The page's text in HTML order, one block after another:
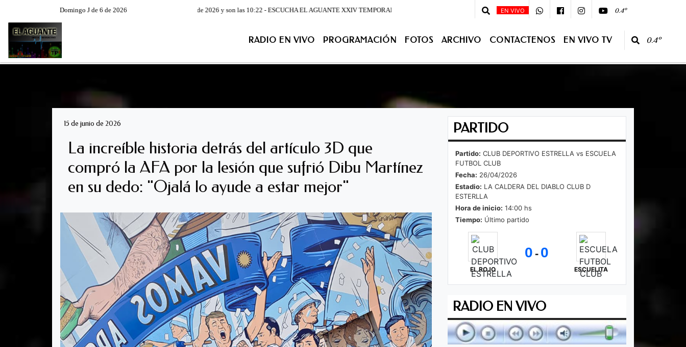
Domingo J de 6 de 2026
Hoy es Domingo 9 de Agosto de 2026 y son las 10:22 - ESCUCHA EL AGUANTE XXIV TEMPORADA DE LUNES A VIERNES DESDE LA 07:00 - 08 :00 - Primera Edición - 10:00 - 13:00 Segunda Edición -
EN VIVO 0.4º
PROGRAMACIÓN FOTOS ARCHIVO CONTACTENOS EN VIVO TV
RADIO EN VIVO PROGRAMACIÓN FOTOS ARCHIVO CONTACTENOS EN VIVO TV 0.4º
15 de junio de 2026
La increíble historia detrás del artículo 3D que
compró la AFA por la lesión que sufrió Dibu Martínez
en su dedo: "Ojalá lo ayude a estar mejor"
PARTIDO
Partido: CLUB DEPORTIVO ESTRELLA vs ESCUELA
FUTBOL CLUB
Fecha: 26/04/2026
Estadio: LA CALDERA DEL DIABLO CLUB D
ESTERLLA
Hora de inicio: 14:00 hs
Tiempo: Último partido
EL ROJO
0 - 0
ESCUELITA
RADIO EN VIVO